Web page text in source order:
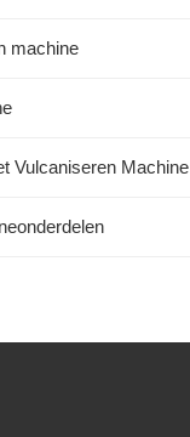
machine
Vulcaniseren Machine